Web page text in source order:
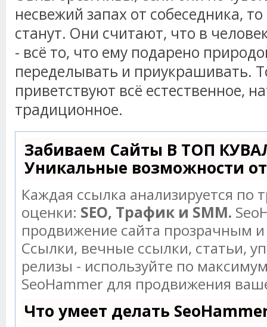
несвежий запах от собеседника,
станут. Они считают, что в
- всё то, что ему подарено
переделывать и приукрашивать.
приветствуют всё естественное,
традиционное.
Забиваем Сайты В ТОП
Уникальные возможности
Каждая ссылка анализируется по
оценки: SEO, Трафик и SMM.
продвижение сайта прозрачным
Ссылки, вечные ссылки, статьи,
релизы - используйте по
SeoHammer для продвижения
Что умеет делать